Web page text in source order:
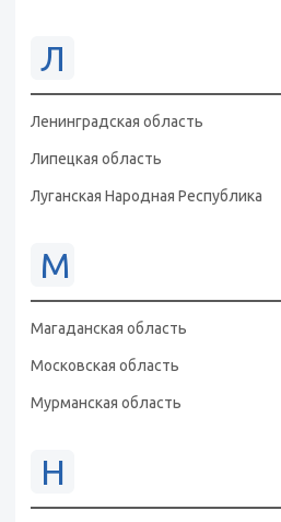
Л
Ленинградская область
Липецкая область
Луганская Народная Республика
М
Магаданская область
Московская область
Мурманская область
Н